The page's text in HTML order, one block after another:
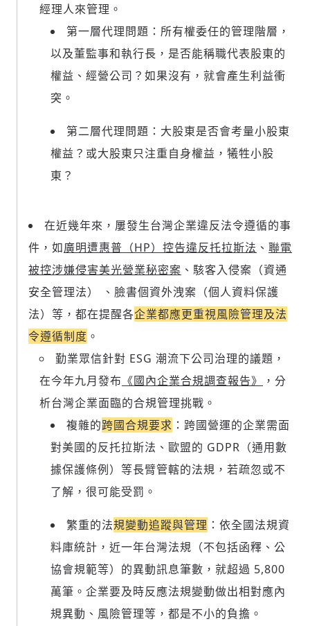
經理人來管理。
第一層代理問題：所有權委任的管理階層，
以及董監事和執行長，是否能稱職代表股東的
權益、經營公司？如果沒有，就會產生利益衝
突。
第二層代理問題：大股東是否會考量小股東
權益？或大股東只注重自身權益，犧牲小股
東？
在近幾年來，屢發生台灣企業違反法令遵循的事
件，如廣明遭惠普（HP）控告違反托拉斯法 、 聯電
被控涉嫌侵害美光營業秘密案 、駭客入侵案（資通
安全管理法） 、臉書個資外洩案（個人資料保護
法）等，都在提醒各企業都應更重視風險管理及法
令遵循制度 。
勤業眾信針對 ESG 潮流下公司治理的議題，
在今年九月發布 《國內企業合規調查報告》
，分
析台灣企業面臨的合規管理挑戰。
複雜的跨國合規要求 ：跨國營運的企業需面
對美國的反托拉斯法、歐盟的 GDPR（通用數
據保護條例）等長臂管轄的法規，若疏忽或不
了解，很可能受罰。
繁重的法規變動追蹤與管理 ：依全國法規資
料庫統計，近一年台灣法規（不包括函釋、公
協會規範等）的異動訊息筆數，就超過 5,800
萬筆。企業要及時反應法規變動做出相對應內
規異動、風險管理等，都是不小的負擔。